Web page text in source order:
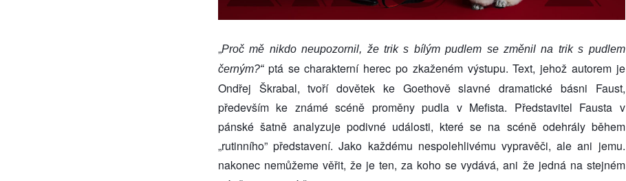
„Proč mě nikdo neupozornil, že trik s bílým pudlem se změnil na trik s pudlem
černým?“ ptá se charakterní herec po zkaženém výstupu.Text, jehož autorem je
Ondřej Škrabal, tvoří dovětek ke Goethově slavné dramatické básni Faust,
především ke známé scéně proměny pudla v Mefista. Představitel Fausta v
pánské šatně analyzuje podivné události, které se na scéně odehrály během
„rutinního” představení. Jako každému nespolehlivému vypravěči, ale ani jemu.
nakonec nemůžeme věřit, že je ten, za koho se vydává, ani že jedná na stejném